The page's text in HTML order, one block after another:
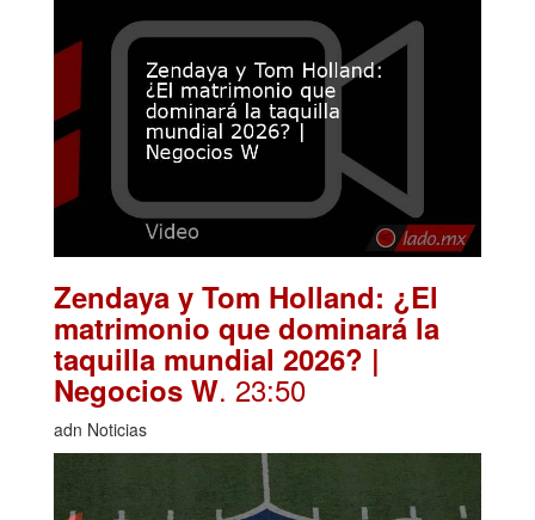
Zendaya y Tom Holland: ¿El
matrimonio que dominará la
taquilla mundial 2026? |
Negocios W. 23:50
adn Noticias